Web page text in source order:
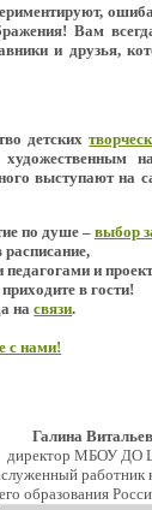
Вам
и друзья,
детских
выступают на
по душе –выбор
расписание,
и
в гости!
насвязи.
с нами!
Галина
директор МБОУ ДО
работник
образования